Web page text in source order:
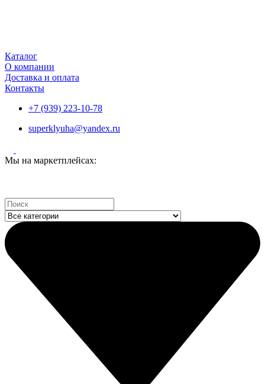
Каталог
О компании
Доставка и оплата
Контакты
+7 (939) 223-10-78
superklyuha@yandex.ru
Мы на маркетплейсах:
Search
...